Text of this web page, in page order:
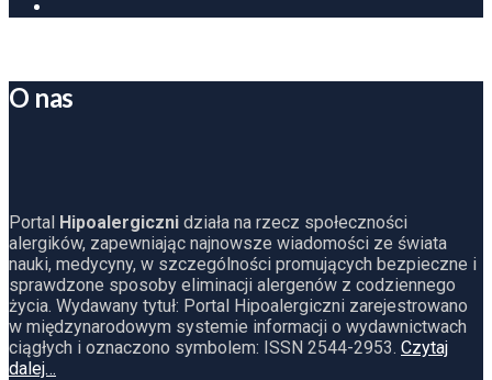
O nas
Portal Hipoalergiczni działa na rzecz społeczności
alergików, zapewniając najnowsze wiadomości ze świata
nauki, medycyny, w szczególności promujących bezpieczne i
sprawdzone sposoby eliminacji alergenów z codziennego
życia. Wydawany tytuł: Portal Hipoalergiczni zarejestrowano
w międzynarodowym systemie informacji o wydawnictwach
ciągłych i oznaczono symbolem: ISSN 2544-2953. Czytaj
dalej…